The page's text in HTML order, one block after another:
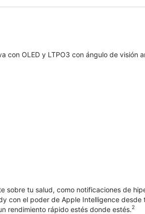
con OLED y LTPO3 con ángulo de visión
sobre tu salud, como notificaciones de
con el poder de Apple Intelligence desde
rendimiento rápido estés donde estés.2